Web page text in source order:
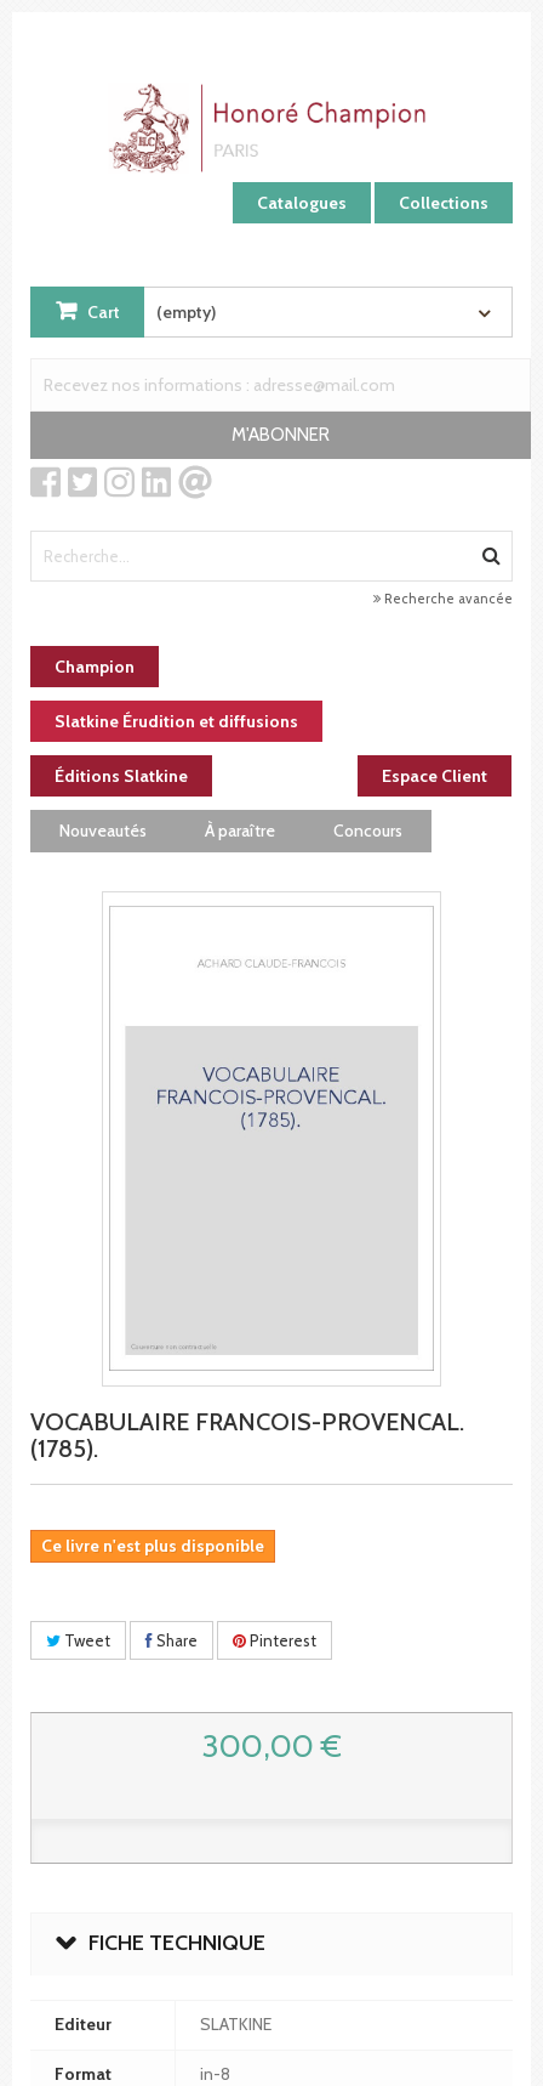
Catalogues Collections
Cart (empty)
M'ABONNER
Recherche avancée
Champion
Slatkine Érudition et diffusions
Éditions Slatkine Espace Client
Nouveautés À paraître Concours
VOCABULAIRE FRANCOIS-PROVENCAL.
(1785).
Ce livre n'est plus disponible
Tweet Share Pinterest
300,00 €
FICHE TECHNIQUE
Editeur SLATKINE
Format in-8